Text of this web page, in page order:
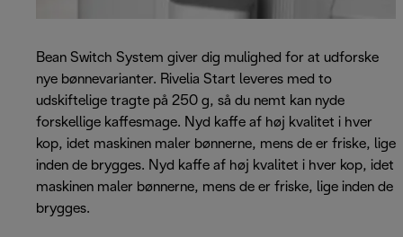
Bean Switch System giver dig mulighed for at udforske
nye bønnevarianter. Rivelia Start leveres med to
udskiftelige tragte på 250 g, så du nemt kan nyde
forskellige kaffesmage. Nyd kaffe af høj kvalitet i hver
kop, idet maskinen maler bønnerne, mens de er friske, lige
inden de brygges. Nyd kaffe af høj kvalitet i hver kop, idet
maskinen maler bønnerne, mens de er friske, lige inden de
brygges.